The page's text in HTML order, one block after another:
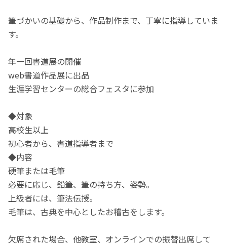
筆づかいの基礎から、作品制作まで、丁寧に指導していま
す。
年一回書道展の開催
web書道作品展に出品
生涯学習センターの総合フェスタに参加
◆対象
高校生以上
初心者から、書道指導者まで
◆内容
硬筆または毛筆
必要に応じ、鉛筆、筆の持ち方、姿勢。
上級者には、筆法伝授。
毛筆は、古典を中心としたお稽古をします。
欠席された場合、他教室、オンラインでの振替出席して